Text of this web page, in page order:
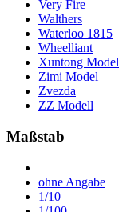
Very Fire
Walthers
Waterloo 1815
Wheelliant
Xuntong Model
Zimi Model
Zvezda
ZZ Modell
Maßstab
ohne Angabe
1/10